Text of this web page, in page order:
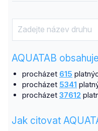
AQUATAB obsahuje
procházet 615
procházet 5341
procházet 37612
Jak citovat